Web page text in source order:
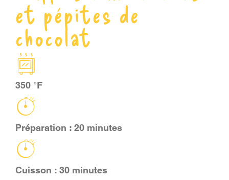
et pépites de
chocolat
350 °F
Préparation : 20 minutes
Cuisson : 30 minutes